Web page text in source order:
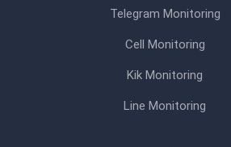
Telegram Monitoring
Cell Monitoring
Kik Monitoring
Line Monitoring